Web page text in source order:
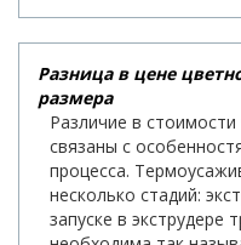
Разница в цене
размера
Различие в
связаны с
процесса.
несколько стадий:
запуске в экструдере